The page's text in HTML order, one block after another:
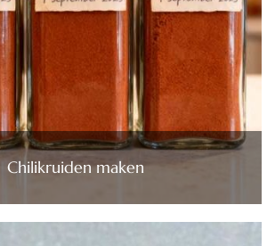
Chilikruiden maken